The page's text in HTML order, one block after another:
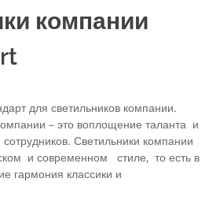
компании
для светильников компании.
– это воплощение таланта и
сотрудников. Светильники компании
и современном стиле, то есть в
гармония классики и